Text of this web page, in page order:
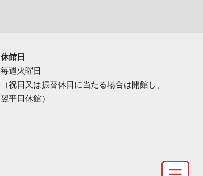
休館日
毎週火曜日
（祝日又は振替休日に当たる場合は開館し、
翌平日休館）